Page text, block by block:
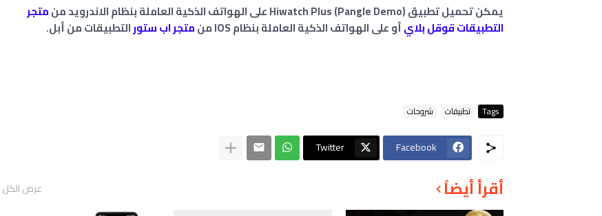
يمكن تحميل تطبيق Hiwatch Plus (Pangle Demo) على الهواتف الذكية العاملة بنظام الاندرويد من
متجر
التطبيقات قوقل بلايأو على الهواتف الذكية العاملة بنظام IOS من متجر اب ستورالتطبيقات من أبل.
Tags تطبيقات شروحات
Facebook
Twitter
أقرأ أيضاً عرض الكل